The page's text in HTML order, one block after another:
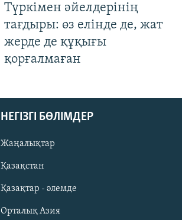
Түркімен әйелдерінің
тағдыры: өз елінде де, жат
жерде де құқығы
қорғалмаған
НЕГІЗГІ БӨЛІМДЕР
Жаңалықтар
Қазақстан
Қазақтар - әлемде
Орталық Азия